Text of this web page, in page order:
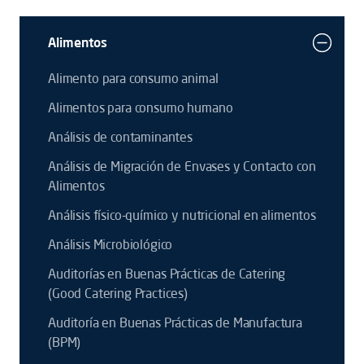
Alimentos
Alimento para consumo animal
Alimentos para consumo humano
Análisis de contaminantes
Análisis de Migración de Envases y Contacto con
Alimentos
Análisis físico-químico y nutricional en alimentos
Análisis Microbiológico
Auditorías en Buenas Prácticas de Catering
(Good Catering Practices)
Auditoría en Buenas Prácticas de Manufactura
(BPM)